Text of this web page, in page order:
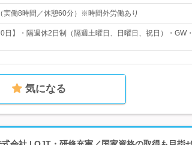
実働8時間／休憩60分）※時間外労働あり
日】・隔週休2日制（隔週土曜日、日曜日、祝日）・GW
気になる